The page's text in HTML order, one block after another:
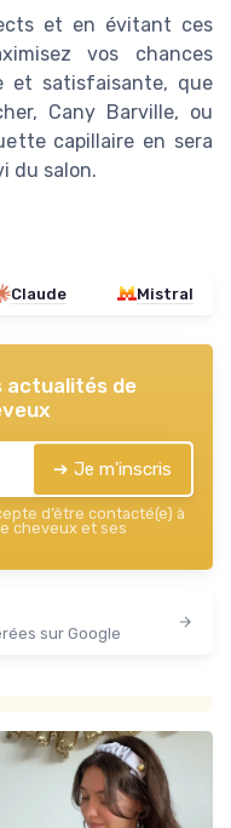
et en évitant ces
vos chances
et satisfaisante, que
Cany Barville, ou
capillaire en sera
du salon.
Claude Mistral
actualités de
➔ Je m'inscris
d’être contacté(e) à
cheveux et ses
sur Google